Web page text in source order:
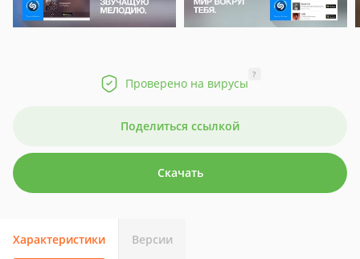
Проверено на вирусы
?
Поделиться ссылкой
Скачать
Характеристики Версии